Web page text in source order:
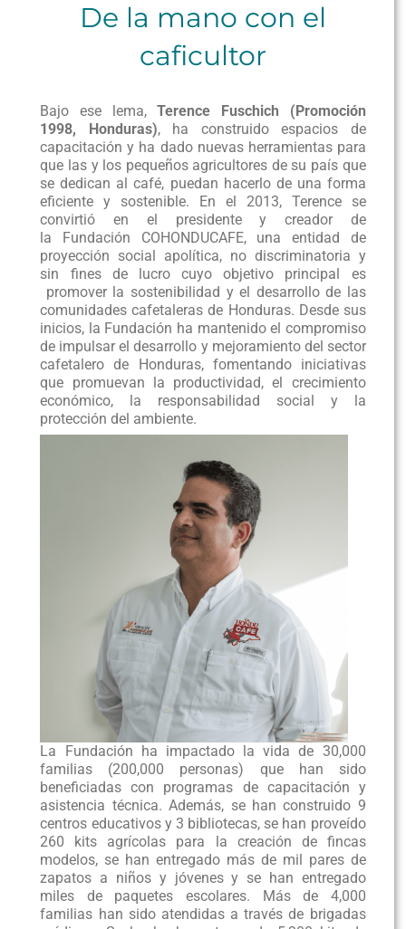
De la mano con el
caficultor
Bajo ese lema,Terence Fuschich (Promoción
1998, Honduras), ha construido espacios de
capacitación y ha dado nuevas herramientas para
que las y los pequeños agricultores de su país que
se dedican al café, puedan hacerlo de una forma
eficiente y sostenible. En el 2013, Terence se
convirtió en el presidente y creador de
la Fundación COHONDUCAFE, una entidad de
proyección social apolítica, no discriminatoria y
sin fines de lucro cuyo objetivo principal es
promover la sostenibilidad y el desarrollo de las
comunidades cafetaleras de Honduras. Desde sus
inicios, la Fundación ha mantenido el compromiso
de impulsar el desarrollo y mejoramiento del sector
cafetalero de Honduras, fomentando iniciativas
que promuevan la productividad, el crecimiento
económico, la responsabilidad social y la
protección del ambiente.
La Fundación ha impactado la vida de 30,000
familias (200,000 personas) que han sido
beneficiadas con programas de capacitación y
asistencia técnica. Además, se han construido 9
centros educativos y 3 bibliotecas, se han proveído
260 kits agrícolas para la creación de fincas
modelos, se han entregado más de mil pares de
zapatos a niños y jóvenes y se han entregado
miles de paquetes escolares. Más de 4,000
familias han sido atendidas a través de brigadas